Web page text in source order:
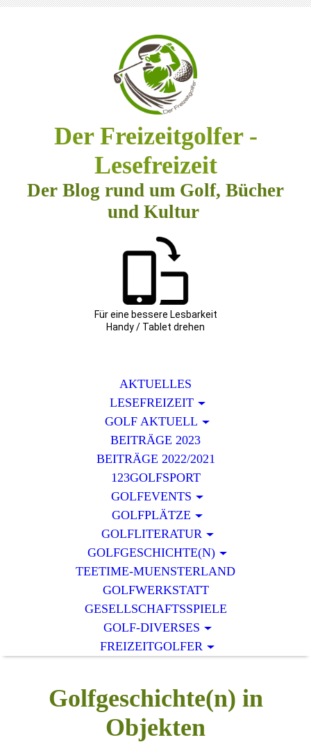
Der Freizeitgolfer -
Lesefreizeit
Der Blog rund um Golf, Bücher
und Kultur
Für eine bessere Lesbarkeit
Handy / Tablet drehen
AKTUELLES
LESEFREIZEIT
GOLF AKTUELL
BEITRÄGE 2023
BEITRÄGE 2022/2021
123GOLFSPORT
GOLFEVENTS
GOLFPLÄTZE
GOLFLITERATUR
GOLFGESCHICHTE(N)
TEETIME-MUENSTERLAND
GOLFWERKSTATT
GESELLSCHAFTSSPIELE
GOLF-DIVERSES
FREIZEITGOLFER
Golfgeschichte(n) in
Objekten